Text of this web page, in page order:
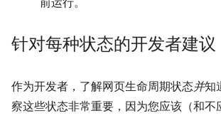
针对每种状态的开发者建议
作为开发者，了解网页生命周期状态并知
察这些状态非常重要，因为您应该（和不